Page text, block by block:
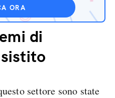
ORA
di
settore sono state